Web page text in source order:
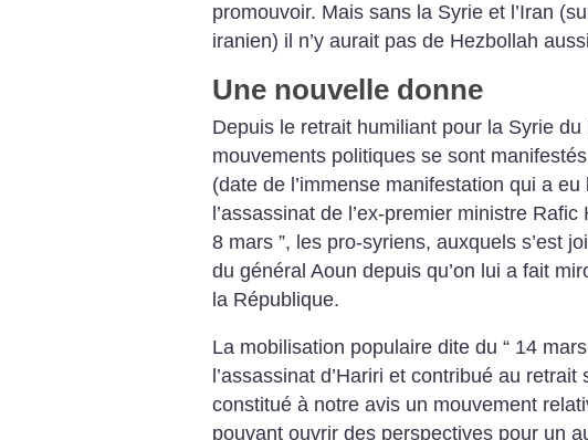
promouvoir. Mais sans la Syrie et l’Iran
iranien) il n’y aurait pas de Hezbollah
Une nouvelle donne
Depuis le retrait humiliant pour la Syrie
mouvements politiques se sont
(date de l’immense manifestation qui a eu
l’assassinat de l’ex-premier ministre Rafic
8 mars ”, les pro-syriens, auxquels s’est
du général Aoun depuis qu’on lui a fait
la République.
La mobilisation populaire dite du “ 14
l’assassinat d’Hariri et contribué au
constitué à notre avis un mouvement
pouvant ouvrir des perspectives pour un